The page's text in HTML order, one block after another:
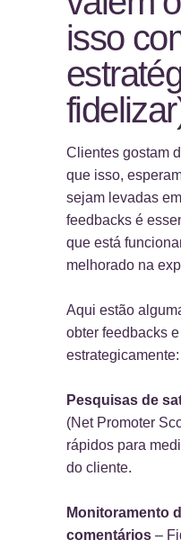
isso
Clientes gostam
que isso,
sejam levadas
feedbacks é
que está
melhorado na
Aqui estão
obter feedbacks
estrategicamente:
Pesquisas de
(Net Promoter
rápidos para
do cliente.
Monitoramento
comentários –